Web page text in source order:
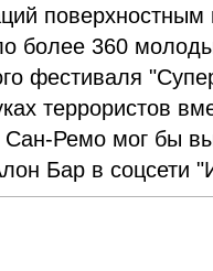
более 360
фестиваля
террористов
Сан-Ремо мог бы
Бар в соцсети